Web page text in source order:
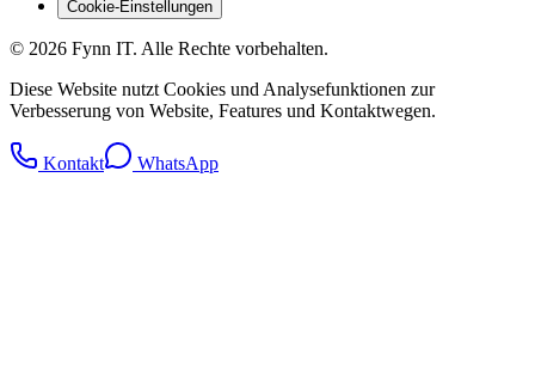
Cookie-Einstellungen
© 2026 Fynn IT. Alle Rechte vorbehalten.
Diese Website nutzt Cookies und Analysefunktionen zur
Verbesserung von Website, Features und Kontaktwegen.
Kontakt WhatsApp